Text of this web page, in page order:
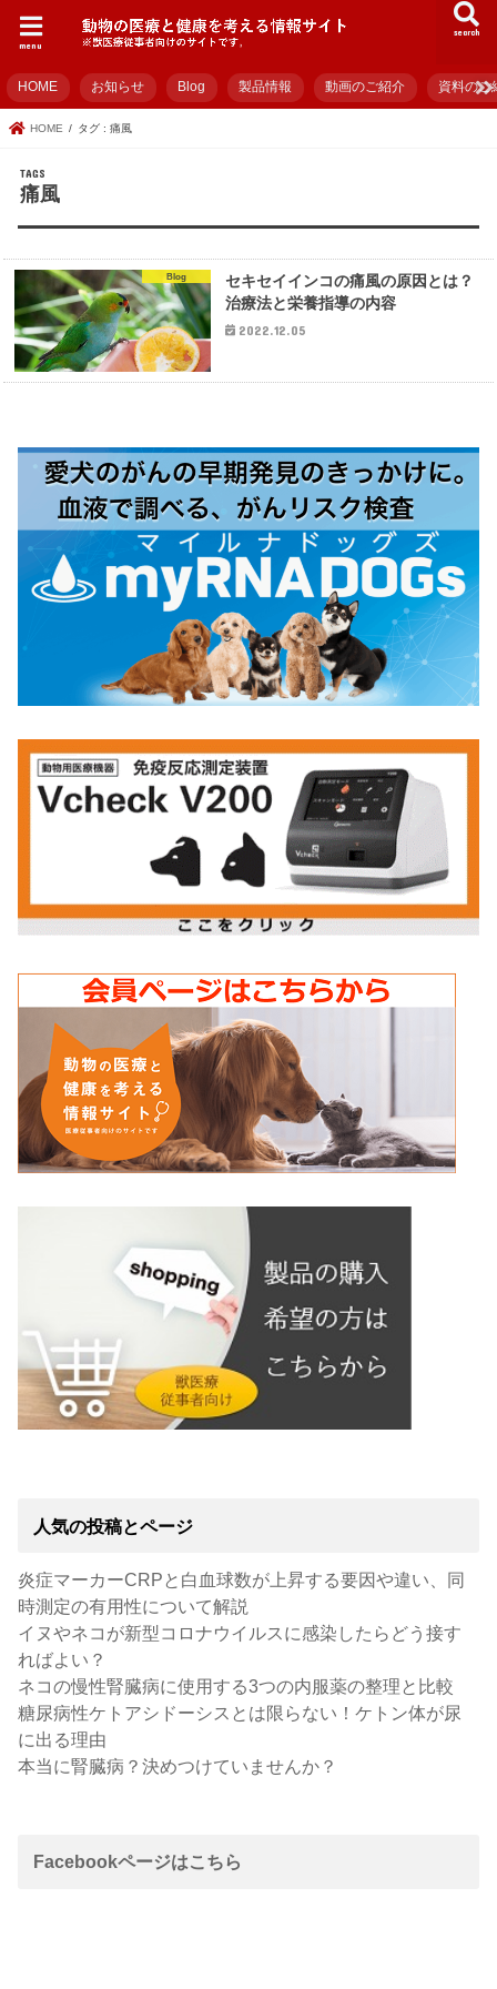
search
menu
HOME お知らせ Blog 製品情報 動画のご紹介 資料のご
HOME タグ : 痛風
痛風
Blog
セキセイインコの痛風の原因とは？
治療法と栄養指導の内容
2022.12.05
人気の投稿とページ
炎症マーカーCRPと白血球数が上昇する要因や違い、同
時測定の有用性について解説
イヌやネコが新型コロナウイルスに感染したらどう接す
ればよい？
ネコの慢性腎臓病に使用する3つの内服薬の整理と比較
糖尿病性ケトアシドーシスとは限らない！ケトン体が尿
に出る理由
本当に腎臓病？決めつけていませんか？
Facebookページはこちら